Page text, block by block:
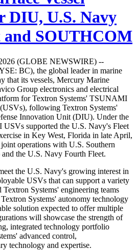
DIU, U.S. Navy
SOUTHCOM
(GLOBE NEWSWIRE) --
BC), the global leader in marine
that its vessels, Mercury Marine
Group electronics and electrical
for Textron Systems' TSUNAMI
following Textron Systems'
Innovation Unit (DIU). Under the
supported the U.S. Navy's Fleet
in Key West, Florida in late April,
operations with U.S. Southern
the U.S. Navy Fourth Fleet.
the U.S. Navy's growing interest in
USVs that can support a variety
Systems' engineering teams
Systems' autonomy technology
solution expected to offer multiple
will showcase the strength of
integrated technology portfolio
advanced control,
technology and expertise.